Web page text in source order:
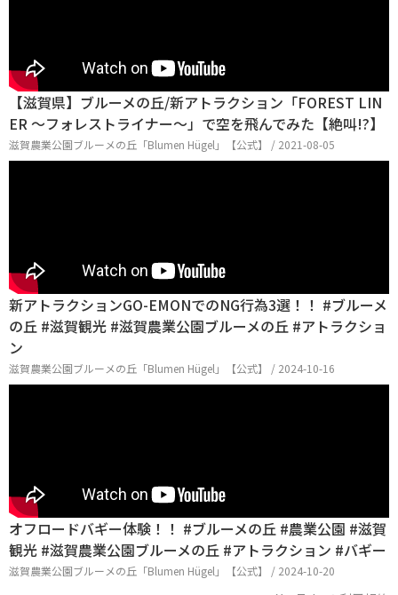
【滋賀県】ブルーメの丘/新アトラクション「FOREST LIN
ER 〜フォレストライナー〜」で空を飛んでみた【絶叫!?】
滋賀農業公園ブルーメの丘「Blumen Hügel」【公式】 / 2021-08-05
新アトラクションGO-EMONでのNG行為3選！！ #ブルーメ
の丘 #滋賀観光 #滋賀農業公園ブルーメの丘 #アトラクショ
ン
滋賀農業公園ブルーメの丘「Blumen Hügel」【公式】 / 2024-10-16
オフロードバギー体験！！ #ブルーメの丘 #農業公園 #滋賀
観光 #滋賀農業公園ブルーメの丘 #アトラクション #バギー
滋賀農業公園ブルーメの丘「Blumen Hügel」【公式】 / 2024-10-20